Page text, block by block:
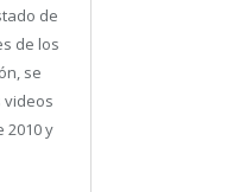
de
de los
se
videos
2010 y